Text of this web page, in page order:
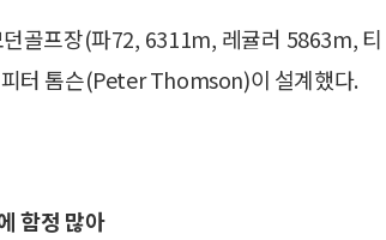
골프장(파72, 6311m, 레귤러 5863m,
터 톰슨(Peter Thomson)이 설계했다.
함정 많아